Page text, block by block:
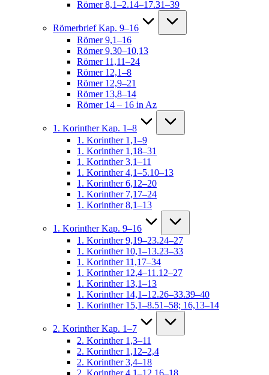
Römer 8,1–2.14–17.31–39
Römerbrief Kap. 9–16
Römer 9,1–16
Römer 9,30–10,13
Römer 11,11–24
Römer 12,1–8
Römer 12,9–21
Römer 13,8–14
Römer 14 – 16 in Az
1. Korinther Kap. 1–8
1. Korinther 1,1–9
1. Korinther 1,18–31
1. Korinther 3,1–11
1. Korinther 4,1–5.10–13
1. Korinther 6,12–20
1. Korinther 7,17–24
1. Korinther 8,1–13
1. Korinther Kap. 9–16
1. Korinther 9,19–23.24–27
1. Korinther 10,1–13.23–33
1. Korinther 11,17–34
1. Korinther 12,4–11.12–27
1. Korinther 13,1–13
1. Korinther 14,1–12.26–33.39–40
1. Korinther 15,1–8.51–58; 16,13–14
2. Korinther Kap. 1–7
2. Korinther 1,3–11
2. Korinther 1,12–2,4
2. Korinther 3,4–18
2. Korinther 4,1–12.16–18